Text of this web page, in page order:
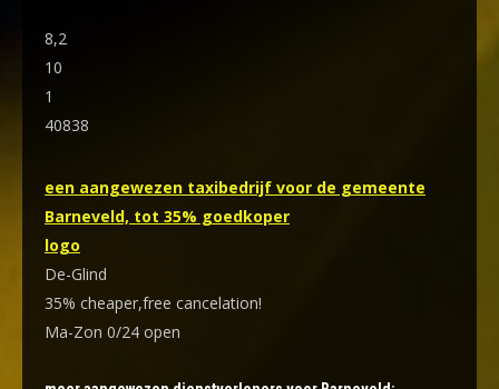
8,2
10
1
40838
een aangewezen taxibedrijf voor de gemeente
Barneveld, tot 35% goedkoper
logo
De-Glind
35% cheaper,free cancelation!
Ma-Zon 0/24 open